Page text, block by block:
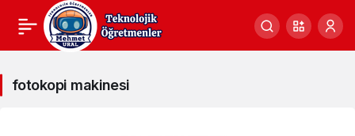
makinesi
fotokopi makinesi